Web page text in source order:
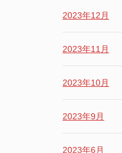
2023年12月
2023年11月
2023年10月
2023年9月
2023年6月